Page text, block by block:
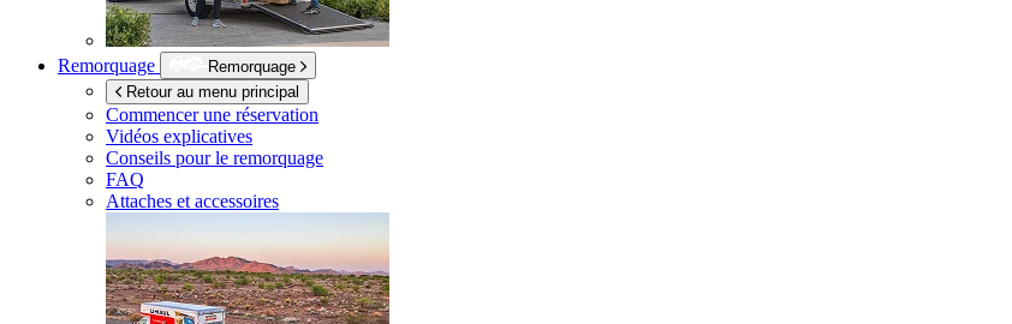
Remorquage
Remorquage
Retour au menu principal
Commencer une réservation
Vidéos explicatives
Conseils pour le remorquage
FAQ
Attaches et accessoires